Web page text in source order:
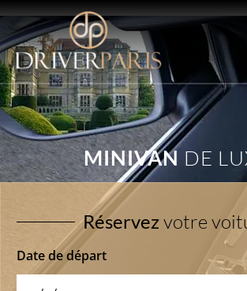
MINIVAN DE
Réservezvotre
Date de départ